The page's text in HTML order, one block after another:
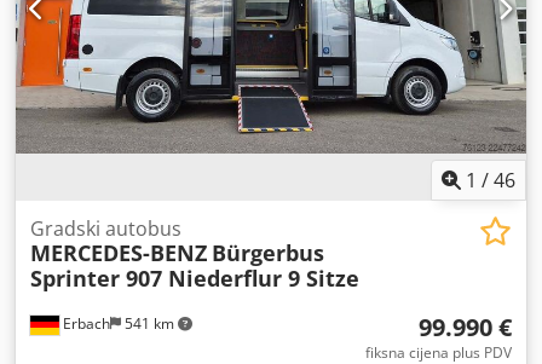
1 /46
Erbach 541 km
Gradski autobus
MERCEDES-BENZ Bürgerbus
Sprinter 907 Niederflur 9 Sitze
99.990 €
fiksna cijena plus PDV